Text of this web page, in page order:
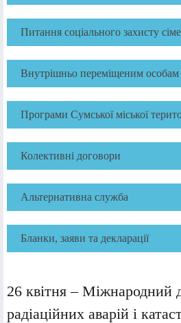
Питання соціального захисту
Внутрішньо переміщеним особам
Програми Сумської міської
Колективні договори
Альтернативна служба
Бланки, заяви та декларації
26 квітня – Міжнародний
радіаційних аварій і